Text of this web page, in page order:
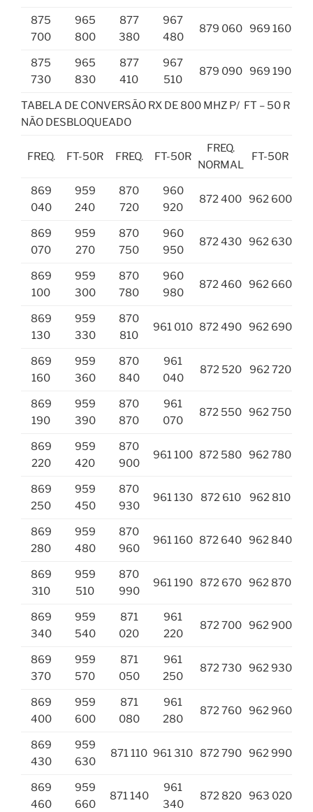
875
700
965
800
877
380
967
480
879 060 969 160
875
730
965
830
877
410
967
510
879 090 969 190
TABELA DE CONVERSÃO RX DE 800 MHZ P/ FT – 50 R
NÃO DESBLOQUEADO
FREQ. FT-50R FREQ. FT-50R
FREQ.
NORMAL
FT-50R
869
040
959
240
870
720
960
920
872 400 962 600
869
070
959
270
870
750
960
950
872 430 962 630
869
100
959
300
870
780
960
980
872 460 962 660
869
130
959
330
870
810
961 010 872 490 962 690
869
160
959
360
870
840
961
040
872 520 962 720
869
190
959
390
870
870
961
070
872 550 962 750
869
220
959
420
870
900
961 100 872 580 962 780
869
250
959
450
870
930
961 130 872 610 962 810
869
280
959
480
870
960
961 160 872 640 962 840
869
310
959
510
870
990
961 190 872 670 962 870
869
340
959
540
871
020
961
220
872 700 962 900
869
370
959
570
871
050
961
250
872 730 962 930
869
400
959
600
871
080
961
280
872 760 962 960
869
430
959
630
871 110 961 310 872 790 962 990
869
460
959
660
871 140
961
340
872 820 963 020